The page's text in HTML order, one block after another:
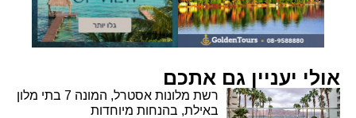
אולי יעניין גם אתכם
רשת מלונות אסטרל, המונה 7 בתי מלון
באילת, בהנחות מיוחדות